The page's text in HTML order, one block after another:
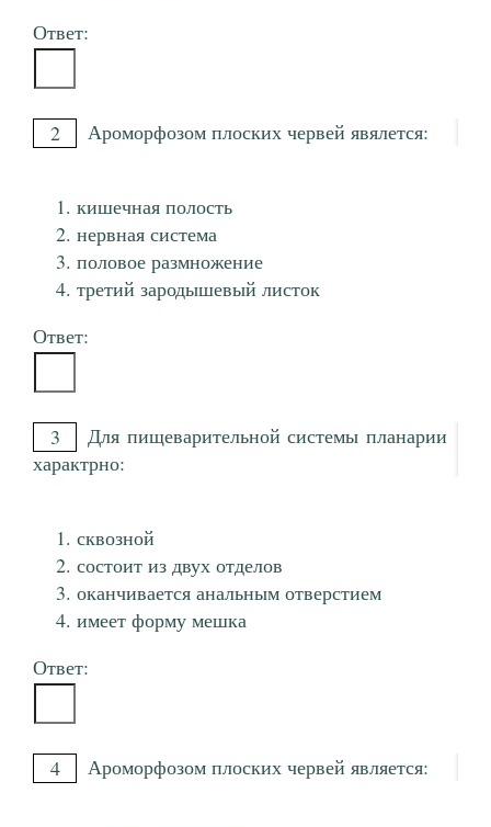
Ответ:
2 Ароморфозом плоских червей явялется:
кишечная полость
нервная система
половое размножение
третий зародышевый листок
Ответ:
3
Для пищеварительной системы планарии
характрно:
сквозной
состоит из двух отделов
оканчивается анальным отверстием
имеет форму мешка
Ответ:
4 Ароморфозом плоских червей является: